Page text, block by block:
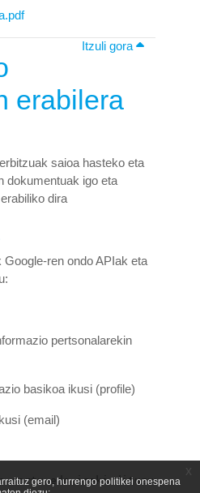
Itzuli gora
erabilera
saioa hasteko eta
dokumentuak igo eta
dira
ren ondo APIak eta
pertsonalarekin
basikoa ikusi (profile)
(email)
sortu edo ireki dituzun
gero, hurrengo politikei onespena